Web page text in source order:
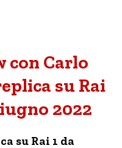
con Carlo
su Rai
2022
su Rai 1 da